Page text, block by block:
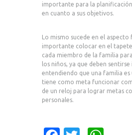
importante para la
en cuanto a sus objetivos.
Lo mismo sucede en el aspecto
importante colocar en el
cada miembro de la familia
los niños, ya que deben
entendiendo que una familia es
tiene como meta funcionar
de un reloj para lograr metas
personales.